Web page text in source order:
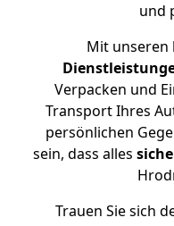
und
Mit unseren
Verpacken und
Transport Ihres
persönlichen
sein, dass alles
Trauen Sie sich